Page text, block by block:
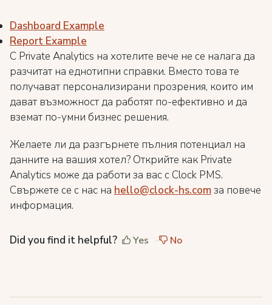
Dashboard Example
Report Example
С Private Analytics на хотелите вече не се налага да
разчитат на еднотипни справки. Вместо това те
получават персонализирани прозрения, които им
дават възможност да работят по-ефективно и да
вземат по-умни бизнес решения.
Желаете ли да разгърнете пълния потенциал на
данните на вашия хотел? Открийте как Private
Analytics може да работи за вас с Clock PMS.
Свържете се с нас на hello@clock-hs.comза повече
информация.
Did you find it helpful? Yes No